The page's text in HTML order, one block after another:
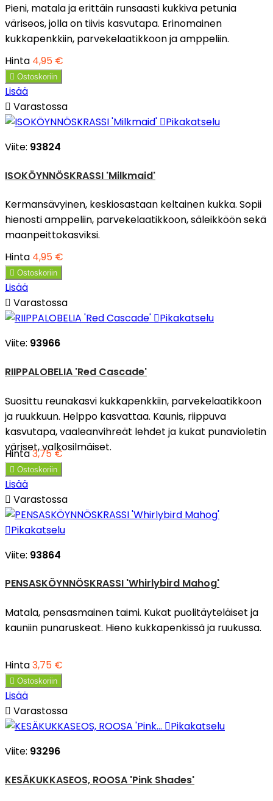
Pieni, matala ja erittäin runsaasti kukkiva petunia
väriseos, jolla on tiivis kasvutapa. Erinomainen
kukkapenkkiin, parvekelaatikkoon ja amppeliin.
Hinta 4,95 €
 Ostoskoriin
Lisää
 Varastossa
Pikakatselu
Viite: 93824
ISOKÖYNNÖSKRASSI 'Milkmaid'
Kermansävyinen, keskiosastaan keltainen kukka. Sopii
hienosti amppeliin, parvekelaatikkoon, säleikköön sekä
maanpeittokasviksi.
Hinta 4,95 €
 Ostoskoriin
Lisää
 Varastossa
Pikakatselu
Viite: 93966
RIIPPALOBELIA 'Red Cascade'
Suosittu reunakasvi kukkapenkkiin, parvekelaatikkoon
ja ruukkuun. Helppo kasvattaa. Kaunis, riippuva
kasvutapa, vaaleanvihreät lehdet ja kukat punavioletin
väriset, valkosilmäiset.
Hinta3,75 €
 Ostoskoriin
Lisää
 Varastossa
Pikakatselu
Viite: 93864
PENSASKÖYNNÖSKRASSI 'Whirlybird Mahog'
Matala, pensasmainen taimi. Kukat puolitäyteläiset ja
kauniin punaruskeat. Hieno kukkapenkissä ja ruukussa.
Hinta3,75 €
 Ostoskoriin
Lisää
 Varastossa
Pikakatselu
Viite: 93296
KESÄKUKKASEOS, ROOSA 'Pink Shades'